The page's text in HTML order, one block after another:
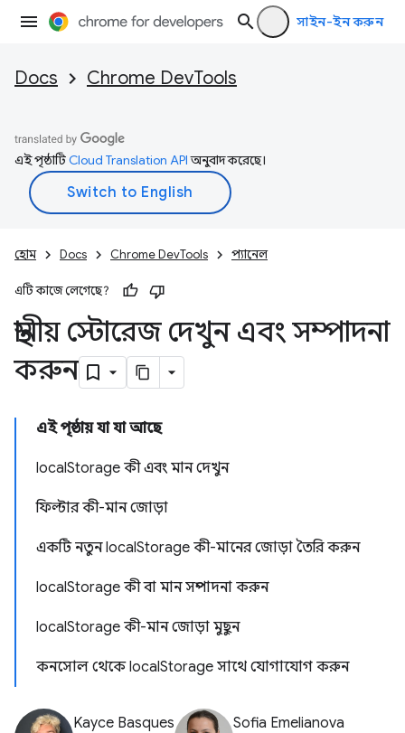
সাইন-ইন করুন
Docs Chrome DevTools
এই পৃষ্ঠাটিCloud Translation APIঅনুবাদ করেছে।
হোম Docs Chrome DevTools প্যানেল
এটি কাজে লেগেছে?
স্থানীয় স্টোরেজ দেখুন এবং সম্পাদনা
করুন
এই পৃষ্ঠায় যা যা আছে
localStorage কী এবং মান দেখুন
ফিল্টার কী-মান জোড়া
একটি নতুন localStorage কী-মানের জোড়া তৈরি করুন
localStorage কী বা মান সম্পাদনা করুন
localStorage কী-মান জোড়া মুছুন
কনসোল থেকে localStorage সাথে যোগাযোগ করুন
Kayce Basques Sofia Emelianova